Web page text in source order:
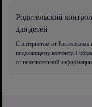
Родительский
для детей
С интернетом от Ростелекома
подходящему контенту.
от нежелательной информации